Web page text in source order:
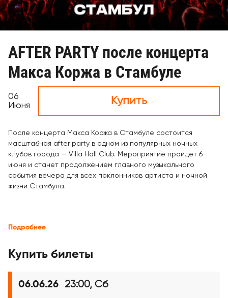
AFTER PARTY после концерта
Макса Коржа в Стамбуле
06
Июня
Купить
После концерта Макса Коржа в Стамбуле состоится
масштабная after party в одном из популярных ночных
клубов города — Villa Hall Club. Мероприятие пройдет 6
июня и станет продолжением главного музыкального
события вечера для всех поклонников артиста и ночной
жизни Стамбула.
Подробнее
Купить билеты
06.06.26 23:00, Сб